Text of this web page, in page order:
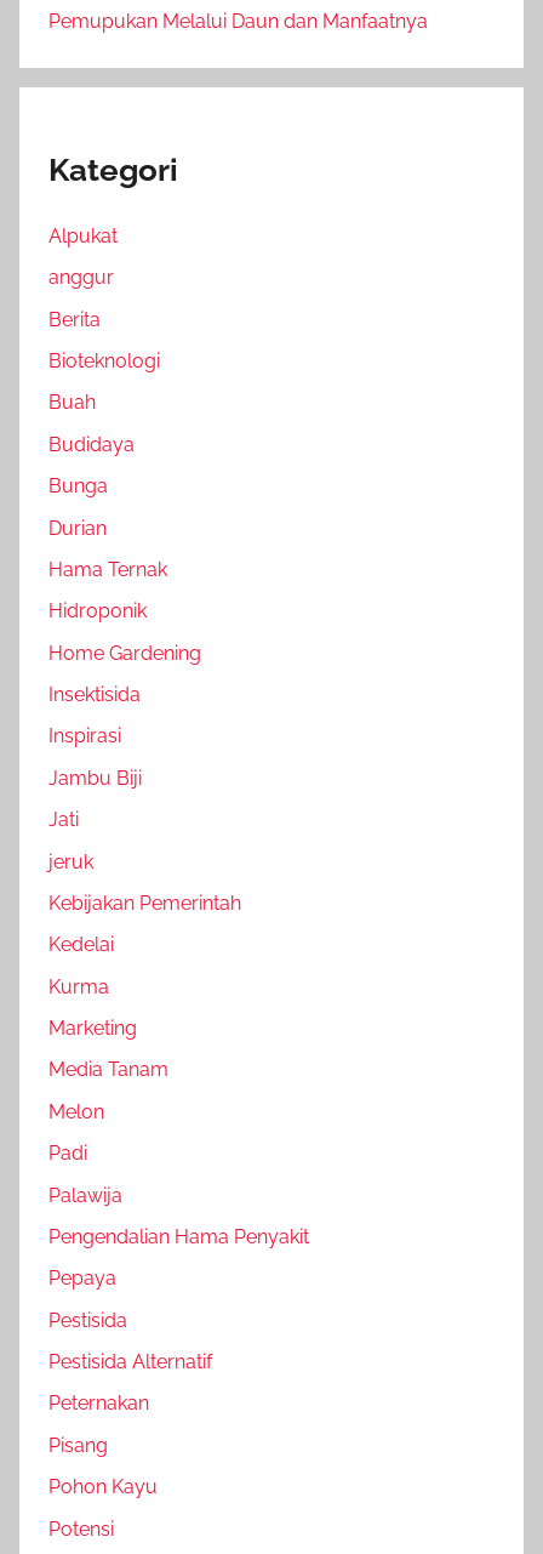
Pemupukan Melalui Daun dan Manfaatnya
Kategori
Alpukat
anggur
Berita
Bioteknologi
Buah
Budidaya
Bunga
Durian
Hama Ternak
Hidroponik
Home Gardening
Insektisida
Inspirasi
Jambu Biji
Jati
jeruk
Kebijakan Pemerintah
Kedelai
Kurma
Marketing
Media Tanam
Melon
Padi
Palawija
Pengendalian Hama Penyakit
Pepaya
Pestisida
Pestisida Alternatif
Peternakan
Pisang
Pohon Kayu
Potensi